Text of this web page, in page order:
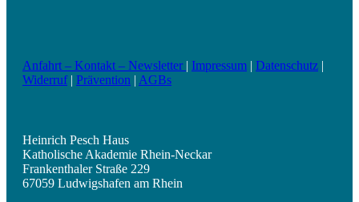
Anfahrt – Kontakt – Newsletter | Impressum | Datenschutz |
Widerruf| Prävention | AGBs
Heinrich Pesch Haus
Katholische Akademie Rhein-Neckar
Frankenthaler Straße 229
67059 Ludwigshafen am Rhein